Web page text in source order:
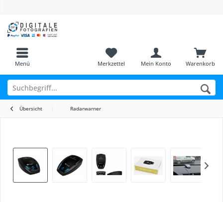
Menü Warenkorb
Merkzettel Mein Konto
Übersicht Radarwarner